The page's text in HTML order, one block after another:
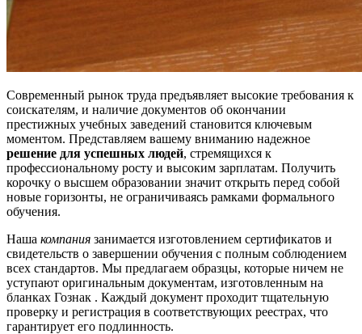
Современный рынок труда предъявляет высокие требования к
соискателям, и наличие документов об окончании
престижных учебных заведений становится ключевым
моментом. Представляем вашему вниманию надежное
решение для успешных людей, стремящихся к
профессиональному росту и высоким зарплатам. Получить
корочку о высшем образовании значит открыть перед собой
новые горизонты, не ограничиваясь рамками формального
обучения.
Наша компания занимается изготовлением сертификатов и
свидетельств о завершении обучения с полным соблюдением
всех стандартов. Мы предлагаем образцы, которые ничем не
уступают оригинальным документам, изготовленным на
бланках Гознак . Каждый документ проходит тщательную
проверку и регистрация в соответствующих реестрах, что
гарантирует его подлинность.